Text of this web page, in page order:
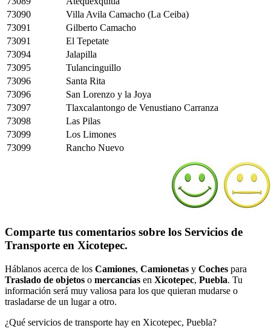
73090
Villa Avila Camacho (La Ceiba)
73091
Gilberto Camacho
73091
El Tepetate
73094
Jalapilla
73095
Tulancinguillo
73096
Santa Rita
73096
San Lorenzo y la Joya
73097
Tlaxcalantongo de Venustiano Carranza
73098
Las Pilas
73099
Los Limones
73099
Rancho Nuevo
Comparte tus comentarios sobre los Servicios de
Transporte en Xicotepec.
Háblanos acerca de los Camiones, Camionetas y Coches para
Traslado de objetos o mercancías en Xicotepec, Puebla. Tu
información será muy valiosa para los que quieran mudarse o
trasladarse de un lugar a otro.
¿Qué servicios de transporte hay en Xicotepec, Puebla?